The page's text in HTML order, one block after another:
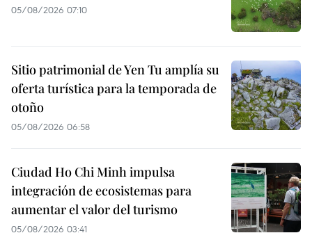
05/08/2026 07:10
Sitio patrimonial de Yen Tu amplía su
oferta turística para la temporada de
otoño
05/08/2026 06:58
Ciudad Ho Chi Minh impulsa
integración de ecosistemas para
aumentar el valor del turismo
05/08/2026 03:41